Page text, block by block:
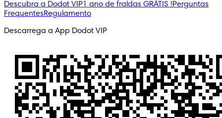
Descubra a Dodot VIP1 ano de fraldas GRÁTIS !Perguntas
FrequentesRegulamento
Descarrega a App Dodot VIP